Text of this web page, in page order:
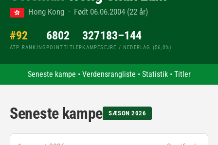
Hong Kong · Født 06.06.2004 (22 år)
#92
ATP RANKING
680
POINT
2
TITLER
327
KAMPE
183–144
SEJRE / NEDERLAG (56,0%)
Seneste kampe • Verdensrangliste • Statistik• Titler
Seneste kampe SÆSON 2026